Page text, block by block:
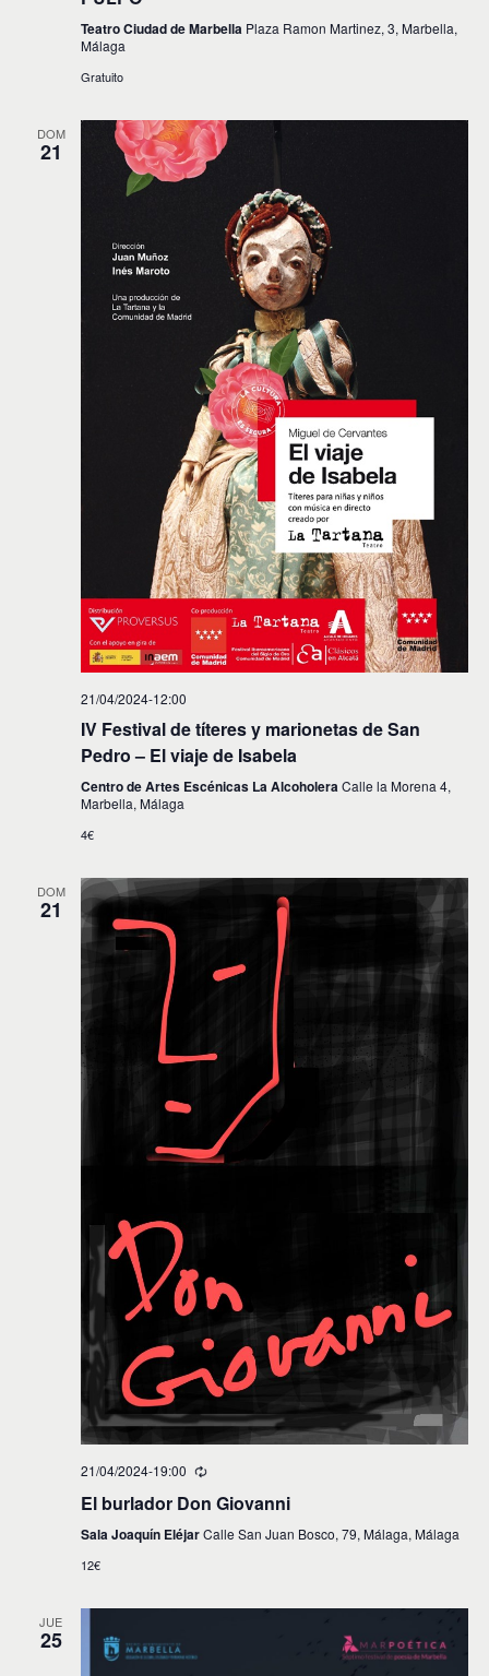
Teatro Ciudad de Marbella Plaza Ramon Martinez, 3, Marbella,
Málaga
Gratuito
DOM
21
21/04/2024-12:00
IV Festival de títeres y marionetas de San
Pedro – El viaje de Isabela
Centro de Artes Escénicas La AlcoholeraCalle la Morena 4,
Marbella, Málaga
4€
DOM
21
21/04/2024-19:00
El burlador Don Giovanni
Sala Joaquín EléjarCalle San Juan Bosco, 79, Málaga, Málaga
12€
JUE
25